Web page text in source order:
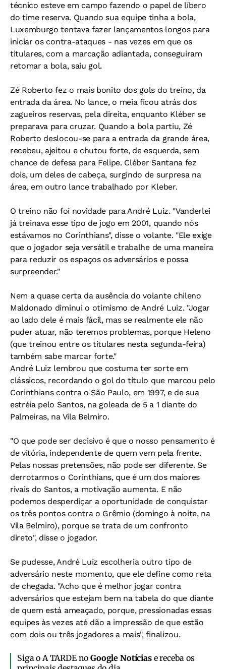
técnico esteve em campo fazendo o papel de líbero
do time reserva. Quando sua equipe tinha a bola,
Luxemburgo tentava fazer lançamentos longos para
iniciar os contra-ataques - nas vezes em que os
titulares, com a marcação adiantada, conseguiram
retomar a bola, saiu gol.
Zé Roberto fez o mais bonito dos gols do treino, da
entrada da área. No lance, o meia ficou atrás dos
zagueiros reservas, pela direita, enquanto Kléber se
preparava para cruzar. Quando a bola partiu, Zé
Roberto deslocou-se para a entrada da grande área,
recebeu, ajeitou e chutou forte, de esquerda, sem
chance de defesa para Felipe. Cléber Santana fez
dois, um deles de cabeça, surgindo de surpresa na
área, em outro lance trabalhado por Kleber.
O treino não foi novidade para André Luiz. "Vanderlei
já treinava esse tipo de jogo em 2001, quando nós
estávamos no Corinthians", disse o volante. "Ele exige
que o jogador seja versátil e trabalhe de uma maneira
para reduzir os espaços os adversários e possa
surpreender."
Nem a quase certa da ausência do volante chileno
Maldonado diminui o otimismo de André Luiz. "Jogar
ao lado dele é mais fácil, mas se realmente ele não
puder atuar, não teremos problemas, porque Heleno
(que treinou entre os titulares nesta segunda-feira)
também sabe marcar forte."
André Luiz lembrou que costuma ter sorte em
clássicos, recordando o gol do título que marcou pelo
Corinthians contra o São Paulo, em 1997, e de sua
estréia pelo Santos, na goleada de 5 a 1 diante do
Palmeiras, na Vila Belmiro.
"O que pode ser decisivo é que o nosso pensamento é
de vitória, independente de quem vem pela frente.
Pelas nossas pretensões, não pode ser diferente. Se
derrotarmos o Corinthians, que é um dos maiores
rivais do Santos, a motivação aumenta. E não
podemos desperdiçar a oportunidade de conquistar
os três pontos contra o Grêmio (domingo à noite, na
Vila Belmiro), porque se trata de um confronto
direto", disse o jogador.
Se pudesse, André Luiz escolheria outro tipo de
adversário neste momento, que ele define como reta
de chegada. "Acho que é melhor jogar contra
adversários que estejam bem na tabela do que diante
de quem está ameaçado, porque, pressionadas essas
equipes às vezes até dão a impressão de que estão
com dois ou três jogadores a mais", finalizou.
Siga o A TARDE noGoogle Notíciase receba os